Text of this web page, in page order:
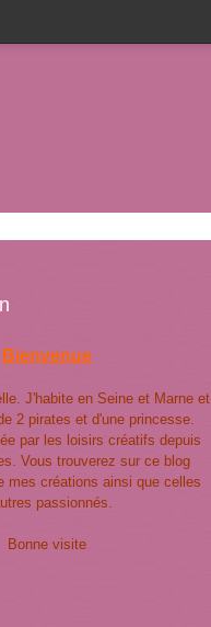
Bienvenue
J'habite en Seine et Marne et
2 pirates et d'une princesse.
par les loisirs créatifs depuis
Vous trouverez sur ce blog
mes créations ainsi que celles
passionnés.
Bonne visite